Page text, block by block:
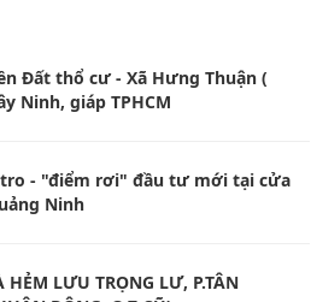
Đất thổ cư - Xã Hưng Thuận (
Ninh, giáp TPHCM
- "điểm rơi" đầu tư mới tại cửa
Ninh
HẺM LƯU TRỌNG LƯ, P.TÂN